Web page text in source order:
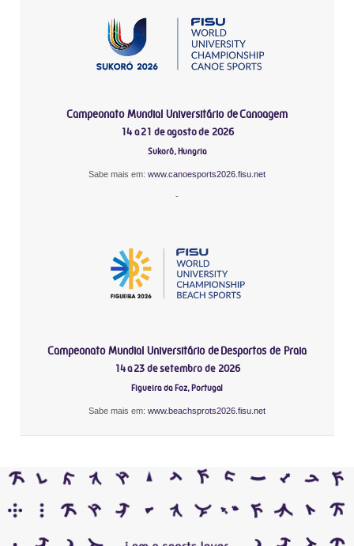
Campeonato Mundial Universitário de Canoagem
14 a 21 de agosto de 2026
Sukoró, Hungria
Sabe mais em: www.canoesports2026.fisu.net
-
Campeonato Mundial Universitário de Desportos de Praia
14 a 23 de setembro de 2026
Figueira da Foz, Portugal
Sabe mais em: www.beachsprots2026.fisu.net